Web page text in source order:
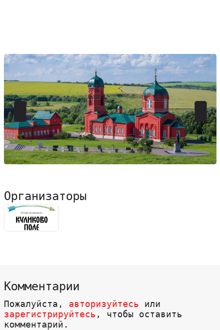
Организаторы
Комментарии
Пожалуйста, авторизуйтесь или
зарегистрируйтесь , чтобы оставить
комментарий.